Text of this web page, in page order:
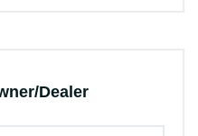
Dealer